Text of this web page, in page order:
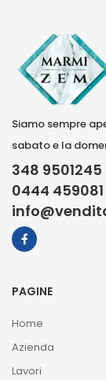
Siamo sempre
sabato e la
348 9501245
0444 459081
PAGINE
Home
Azienda
Lavori